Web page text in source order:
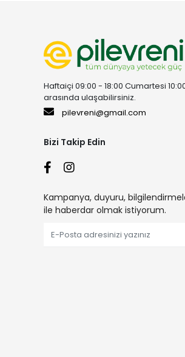
Haftaiçi 09:00 - 18:00 Cumartesi
arasında ulaşabilirsiniz.
pilevreni@gmail.com
Bizi Takip Edin
Kampanya, duyuru,
ile haberdar olmak istiyorum.